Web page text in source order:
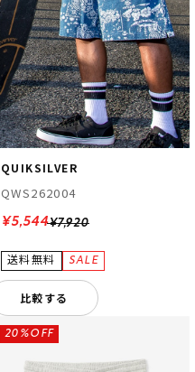
QUIKSILVER
QWS262004
¥7,920
¥5,544
比較する
20%OFF